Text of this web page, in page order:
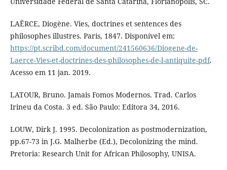
LAËRCE, Diogène. Vies, doctrines et sentences des
philosophes illustres. Paris, 1847. Disponível em:
https://pt.scribd.com/document/241560636/Diogene-de-
Laerce-Vies-et-doctrines-des-philosophes-de-l-antiquite-pdf.
Acesso em 11 jan. 2019.
LATOUR, Bruno. Jamais Fomos Modernos. Trad. Carlos
Irineu da Costa. 3 ed. São Paulo: Editora 34, 2016.
LOUW, Dirk J. 1995. Decolonization as postmodernization,
pp.67-73 in J.G. Malherbe (Ed.), Decolonizing the mind.
Pretoria: Research Unit for African Philosophy, UNISA.